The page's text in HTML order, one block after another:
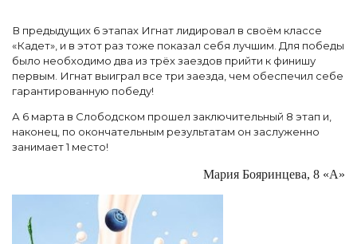
В предыдущих 6 этапах Игнат лидировал в своём классе
«Кадет», и в этот раз тоже показал себя лучшим. Для победы
было необходимо два из трёх заездов прийти к финишу
первым. Игнат выиграл все три заезда, чем обеспечил себе
гарантированную победу!
А 6 марта в Слободском прошел заключительный 8 этап и,
наконец, по окончательным результатам он заслуженно
занимает 1 место!
Мария Бояринцева, 8 «А»